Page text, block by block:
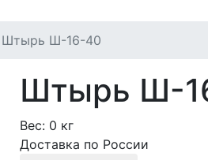
Штырь Ш-16-40
Штырь Ш-
Вес: 0 кг
Доставка по России